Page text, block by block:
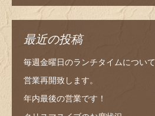
最近の投稿
毎週金曜日のランチタイムについて
営業再開致します。
年内最後の営業です！